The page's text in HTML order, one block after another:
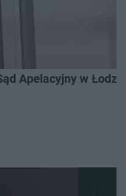
Apelacyjny w Łodzi